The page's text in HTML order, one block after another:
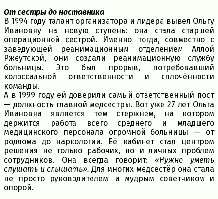
От сестры до наставника
В 1994 году талант организатора и лидера вывел Ольгу
Ивановну на новую ступень: она стала старшей
операционной сестрой. Именно тогда, совместно с
заведующей реанимационным отделением Аллой
Ржеутской, они создали реанимационную службу
больницы. Это был прорыв, потребовавший
колоссальной ответственности и сплочённости
команды.
А в 1999 году ей доверили самый ответственный пост
— должность главной медсестры. Вот уже 27 лет Ольга
Ивановна является тем стержнем, на котором
держится работа всего среднего и младшего
медицинского персонала огромной больницы — от
роддома до наркологии. Её кабинет стал центром
решения не только рабочих, но и личных проблем
сотрудников. Она всегда говорит:«Нужно уметь
слушать и слышать». Для многих медсестёр она стала
не просто руководителем, а мудрым советчиком и
опорой.